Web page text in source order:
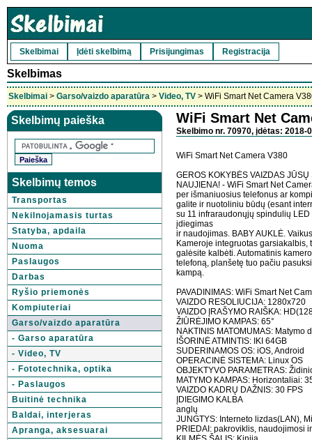
Skelbimai Įdėti skelbimą Prisijungimas Registracija
Skelbimas
Skelbimai > Garso/vaizdo aparatūra > Video, TV > WiFi Smart Net Camera
Skelbimų paieška
Skelbimų temos
Transportas
Nekilnojamasis turtas
Statyba, apdaila
Nuoma
Paslaugos
Darbas
Ryšio priemonės
Kompiuteriai
Garso/vaizdo aparatūra
- Garso aparatūra
- Video, TV
- Fototechnika, optika
- Paslaugos
Buitinė technika
Baldai, interjeras
Apranga, aksesuarai
WiFi Smart Net
Skelbimo nr. 70970, įdėtas: 2018-
WiFi Smart Net Camera V380
GEROS KOKYBĖS VAIZDAS
NAUJIENA! - WiFi Smart Net
per išmaniuosius telefonus ar
galite ir nuotoliniu būdų (esant
su 11 infraraudonųjų spindulių
įdiegimas
ir naudojimas. BABY AUKLĖ.
Kameroje integruotas
galėsite kalbėti. Automatinis
telefoną, planšetę tuo pačiu
kampą.
PAVADINIMAS: WiFi Smart Net
VAIZDO RESOLIUCIJA: 1280x720
VAIZDO ĮRAŠYMO RAIŠKA:
ŽIŪRĖJIMO KAMPAS: 65°
NAKTINIS MATOMUMAS: Matymo
IŠORINĖ ATMINTIS: IKI 64GB
SUDERINAMOS OS: iOS, Android
OPERACINĖ SISTEMA: Linux OS
OBJEKTYVO PARAMETRAS:
MATYMO KAMPAS: Horizontaliai:
VAIZDO KADRŲ DAŽNIS: 30 FPS
ĮDIEGIMO KALBA
anglų
JUNGTYS: Interneto lizdas(LAN),
PRIEDAI: pakroviklis, naudojimosi